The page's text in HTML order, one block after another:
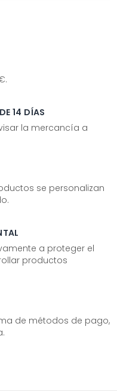
14 DÍAS
la mercancía a
se personalizan
a proteger el
productos
de métodos de pago,